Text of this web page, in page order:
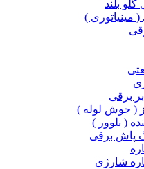
بلند
مینیاتوری )
برقی
( جوش لوله )
( بلوور )
پاش برقی
شارژی